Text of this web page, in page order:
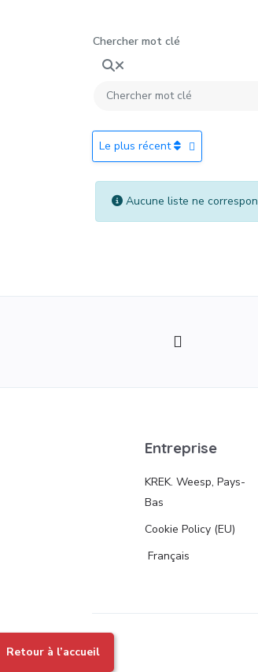
Chercher mot clé
Le plus récent
Aucune liste ne
Entreprise
KREK. Weesp, Pays-
Bas
Cookie Policy (EU)
Français
Retour à l’accueil